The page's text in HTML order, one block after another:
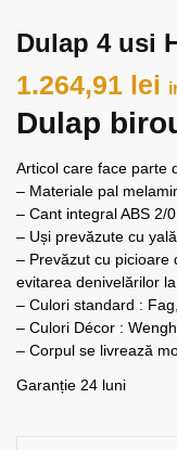
Dulap 4 usi
1.264,91 lei
Dulap
Articol care face parte
– Materiale pal
– Cant integral ABS 2/
– Uși prevăzute cu yală
– Prevăzut cu picioare
evitarea denivelărilor
– Culori standard :
– Culori Décor :
– Corpul se livrează
Garanție 24 luni